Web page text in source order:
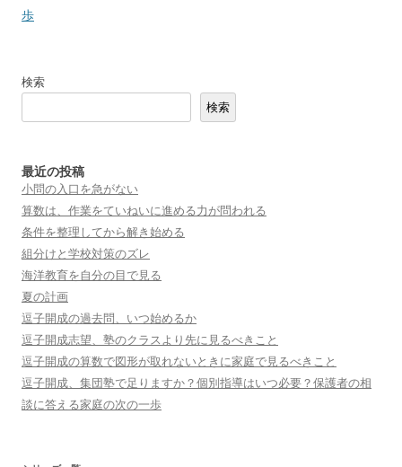
ビ
シ
歩
検索
検索
最近の投稿
小問の入口を急がない
算数は、作業をていねいに進める力が問われる
条件を整理してから解き始める
組分けと学校対策のズレ
海洋教育を自分の目で見る
夏の計画
逗子開成の過去問、いつ始めるか
逗子開成志望、塾のクラスより先に見るべきこと
逗子開成の算数で図形が取れないときに家庭で見るべきこと
逗子開成、集団塾で足りますか？個別指導はいつ必要？保護者の相
談に答える家庭の次の一歩